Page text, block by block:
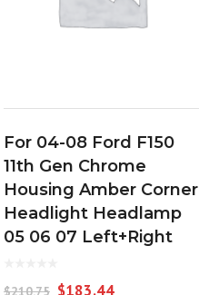
For 04-08 Ford F150
11th Gen Chrome
Housing Amber Corner
Headlight Headlamp
05 06 07 Left+Right
$210.75 $183.44